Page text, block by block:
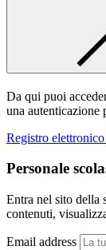
Da qui puoi
una autenticazione
Registro
Personale
Entra nel sito della
contenuti,
Email address